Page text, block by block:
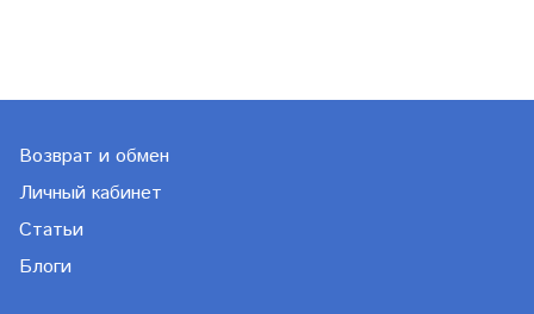
Возврат и обмен
Личный кабинет
Статьи
Блоги